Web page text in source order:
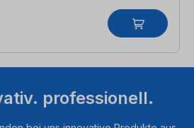
professionell.